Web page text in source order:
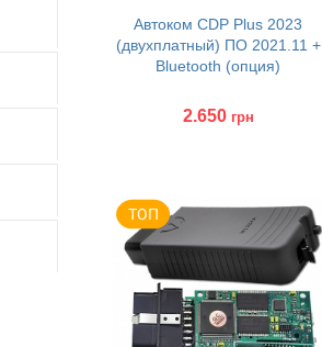
Автоком CDP Plus 2023
(двухплатный) ПО 2021.11 +
Bluetooth (опция)
2.650 грн
Купить